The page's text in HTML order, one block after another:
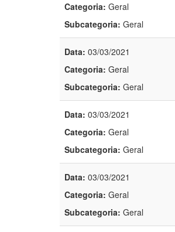
Categoria: Geral
Subcategoria: Geral
Data: 03/03/2021
Categoria: Geral
Subcategoria: Geral
Data: 03/03/2021
Categoria: Geral
Subcategoria: Geral
Data: 03/03/2021
Categoria: Geral
Subcategoria: Geral